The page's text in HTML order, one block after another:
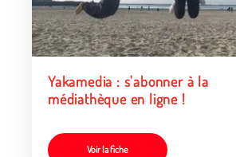
Yakamedia : s'abonner à la
médiathèque en ligne !
Voir la fiche